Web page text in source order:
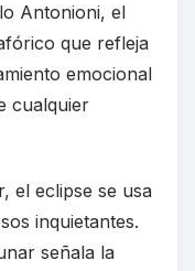
Antonioni, el
que refleja
emocional
cualquier
el eclipse se usa
inquietantes.
señala la